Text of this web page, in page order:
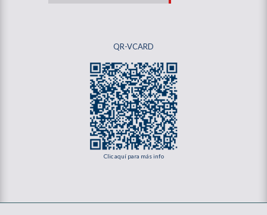
QR-VCARD
Clic aquí para más info